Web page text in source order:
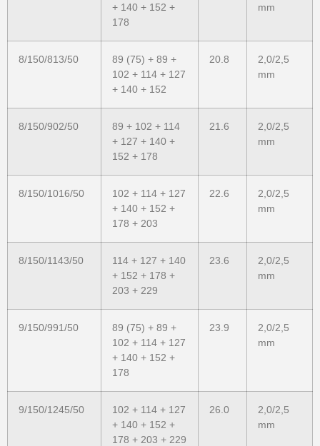
+ 140 + 152 +
178
mm
8/150/813/50
89 (75) + 89 +
102 + 114 + 127
+ 140 + 152
20.8
2,0/2,5
mm
8/150/902/50
89 + 102 + 114
+ 127 + 140 +
152 + 178
21.6
2,0/2,5
mm
8/150/1016/50
102 + 114 + 127
+ 140 + 152 +
178 + 203
22.6
2,0/2,5
mm
8/150/1143/50
114 + 127 + 140
+ 152 + 178 +
203 + 229
23.6
2,0/2,5
mm
9/150/991/50
89 (75) + 89 +
102 + 114 + 127
+ 140 + 152 +
178
23.9
2,0/2,5
mm
9/150/1245/50
102 + 114 + 127
+ 140 + 152 +
178 + 203 + 229
26.0
2,0/2,5
mm